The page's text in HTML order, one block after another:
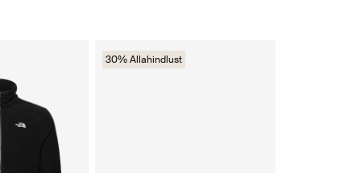
30% Allahindlust